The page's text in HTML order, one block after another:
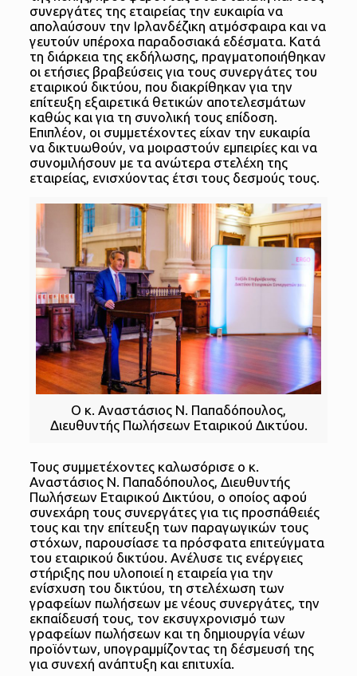
συνεργάτες της εταιρείας την ευκαιρία να
απολαύσουν την Ιρλανδέζικη ατμόσφαιρα και να
γευτούν υπέροχα παραδοσιακά εδέσματα. Κατά
τη διάρκεια της εκδήλωσης, πραγματοποιήθηκαν
οι ετήσιες βραβεύσεις για τους συνεργάτες του
εταιρικού δικτύου, που διακρίθηκαν για την
επίτευξη εξαιρετικά θετικών αποτελεσμάτων
καθώς και για τη συνολική τους επίδοση.
Επιπλέον, οι συμμετέχοντες είχαν την ευκαιρία
να δικτυωθούν, να μοιραστούν εμπειρίες και να
συνομιλήσουν με τα ανώτερα στελέχη της
εταιρείας, ενισχύοντας έτσι τους δεσμούς τους.
Ο κ. Αναστάσιος Ν. Παπαδόπουλος,
Διευθυντής Πωλήσεων Εταιρικού Δικτύου.
Τους συμμετέχοντες καλωσόρισε ο κ.
Αναστάσιος Ν. Παπαδόπουλος, Διευθυντής
Πωλήσεων Εταιρικού Δικτύου, ο οποίος αφού
συνεχάρη τους συνεργάτες για τις προσπάθειές
τους και την επίτευξη των παραγωγικών τους
στόχων, παρουσίασε τα πρόσφατα επιτεύγματα
του εταιρικού δικτύου. Ανέλυσε τις ενέργειες
στήριξης που υλοποιεί η εταιρεία για την
ενίσχυση του δικτύου, τη στελέχωση των
γραφείων πωλήσεων με νέους συνεργάτες, την
εκπαίδευσή τους, τον εκσυγχρονισμό των
γραφείων πωλήσεων και τη δημιουργία νέων
προϊόντων, υπογραμμίζοντας τη δέσμευσή της
για συνεχή ανάπτυξη και επιτυχία.